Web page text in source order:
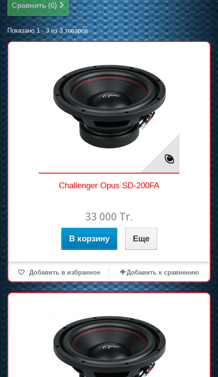
Сравнить (0)
Показано 1 - 3 из 3 товаров
Challenger Opus SD-200FA
33 000 Тг.
В корзину Еще
Добавить в избранное Добавить к сравнению